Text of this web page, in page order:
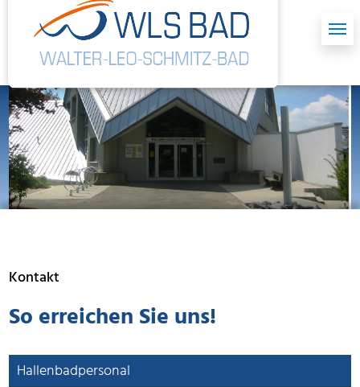
Skip to main content
Skip to page footer
Kontakt
So erreichen Sie uns!
Hallenbadpersonal